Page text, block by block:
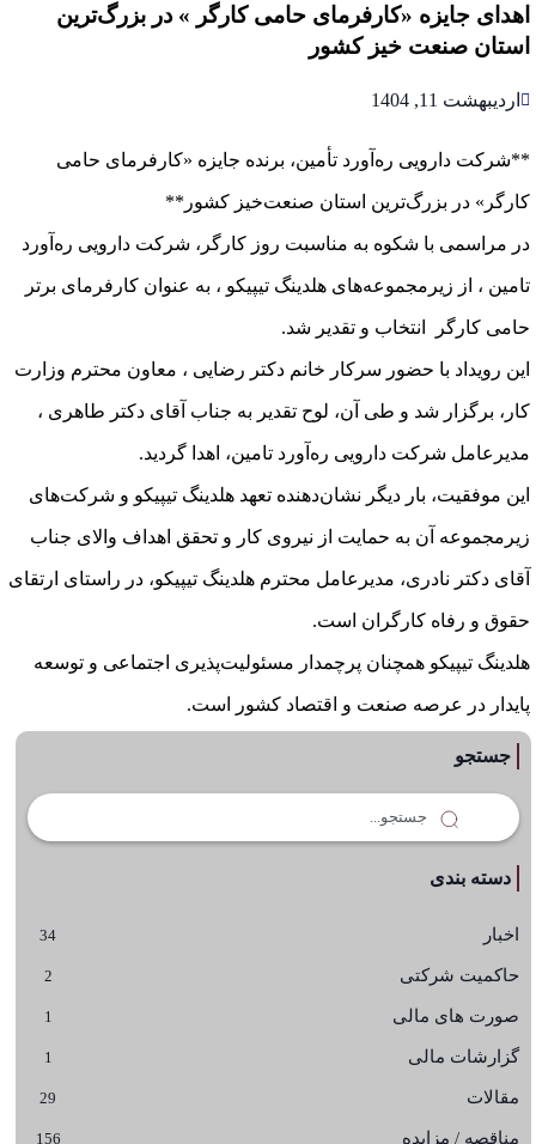
اهدای جایزه «کارفرمای حامی کارگر » در بزرگ‌ترین
استان صنعت خیز کشور
اردیبهشت 11, 1404
**شرکت دارویی ره‌آورد تأمین، برنده جایزه «کارفرمای حامی
کارگر» در بزرگ‌ترین استان صنعت‌خیز کشور**
در مراسمی با شکوه به مناسبت روز کارگر، شرکت دارویی ره‌آورد
تامین ، از زیرمجموعه‌های هلدینگ تیپیکو ، به عنوان کارفرمای برتر
حامی کارگر انتخاب و تقدیر شد.
این رویداد با حضور سرکار خانم دکتر رضایی ، معاون محترم وزارت
کار، برگزار شد و طی آن، لوح تقدیر به جناب آقای دکتر طاهری ،
مدیرعامل شرکت دارویی ره‌آورد تامین، اهدا گردید.
این موفقیت، بار دیگر نشان‌دهنده تعهد هلدینگ تیپیکو و شرکت‌های
زیرمجموعه آن به حمایت از نیروی کار و تحقق اهداف والای جناب
آقای دکتر نادری، مدیرعامل محترم هلدینگ تیپیکو، در راستای ارتقای
حقوق و رفاه کارگران است.
هلدینگ تیپیکو همچنان پرچمدار مسئولیت‌پذیری اجتماعی و توسعه
پایدار در عرصه صنعت و اقتصاد کشور است.
جستجو
دسته بندی
اخبار 34
حاکمیت شرکتی 2
صورت های مالی 1
گزارشات مالی 1
مقالات 29
مناقصه / مزایده 156